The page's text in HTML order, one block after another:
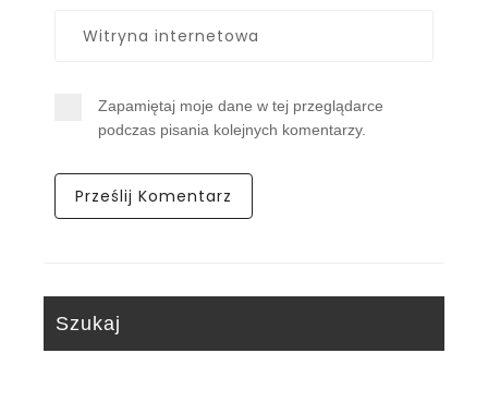
Zapamiętaj moje dane w tej przeglądarce
podczas pisania kolejnych komentarzy.
Szukaj